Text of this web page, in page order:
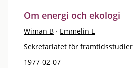
Om energi och ekologi
Wiman B · Emmelin L
Sekretariatet för framtidsstudier
1977-02-07